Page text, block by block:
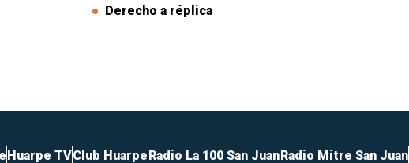
Derecho a réplica
Huarpe TVClub Huarpe Radio La 100 San Juan Radio Mitre San Juan